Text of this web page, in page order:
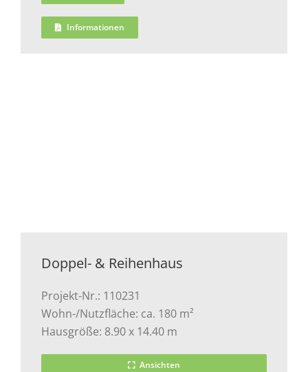
Informationen
Doppel- & Reihenhaus
Projekt-Nr.: 110231
Wohn-/Nutzfläche: ca. 180 m²
Hausgröße: 8.90 x 14.40 m
Ansichten